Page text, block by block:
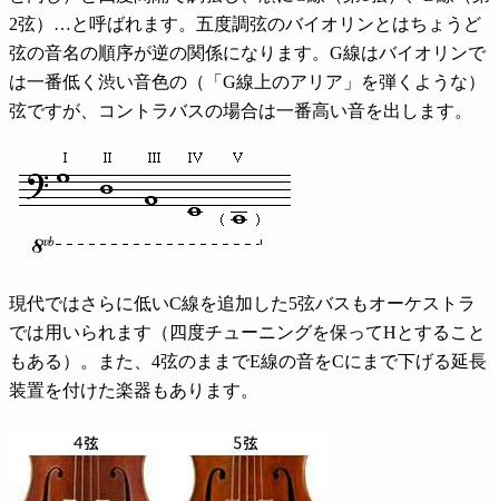
2弦）…と呼ばれます。五度調弦のバイオリンとはちょうど
弦の音名の順序が逆の関係になります。G線はバイオリンで
は一番低く渋い音色の（「G線上のアリア」を弾くような）
弦ですが、コントラバスの場合は一番高い音を出します。
現代ではさらに低いC線を追加した5弦バスもオーケストラ
では用いられます（四度チューニングを保ってHとすること
もある）。また、4弦のままでE線の音をCにまで下げる延長
装置を付けた楽器もあります。